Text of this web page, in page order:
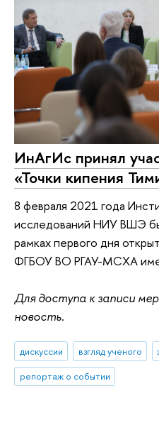
ИнАгИс принял
«Точки кипения
8 февраля 2021 года
исследований НИУ ВШЭ
рамках первого дня
ФГБОУ ВО РГАУ-МСХА
Для доступа к записи
новость.
дискуссии взгляд ученого
репортаж о событии